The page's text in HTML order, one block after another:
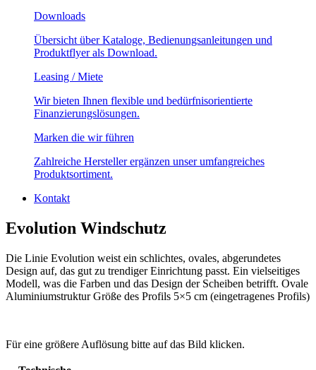
Downloads
Übersicht über Kataloge, Bedienungsanleitungen und
Produktflyer als Download.
Leasing / Miete
Wir bieten Ihnen flexible und bedürfnisorientierte
Finanzierungslösungen.
Marken die wir führen
Zahlreiche Hersteller ergänzen unser umfangreiches
Produktsortiment.
Kontakt
Evolution Windschutz
Die Linie Evolution weist ein schlichtes, ovales, abgerundetes
Design auf, das gut zu trendiger Einrichtung passt. Ein vielseitiges
Modell, was die Farben und das Design der Scheiben betrifft. Ovale
Aluminiumstruktur Größe des Profils 5×5 cm (eingetragenes Profils)
Für eine größere Auflösung bitte auf das Bild klicken.